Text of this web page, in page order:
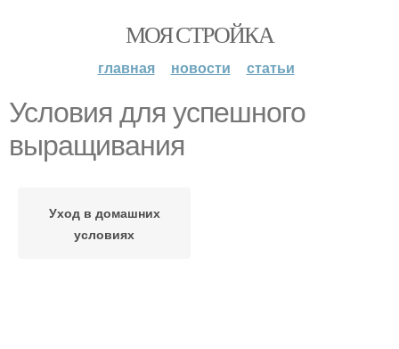
МОЯ СТРОЙКА
главная новости статьи
Условия для успешного
выращивания
Уход в домашних
условиях